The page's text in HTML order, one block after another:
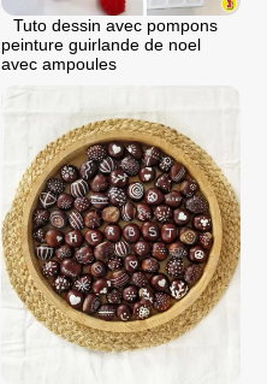
Tuto dessin avec pompons
peinture guirlande de noel
avec ampoules